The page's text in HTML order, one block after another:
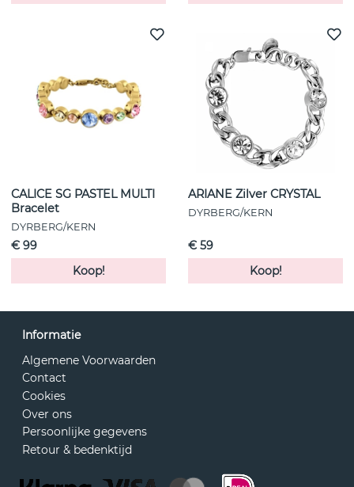
CALICE SG PASTEL MULTI
Bracelet
DYRBERG/KERN
€ 99
Koop!
ARIANE Zilver CRYSTAL
DYRBERG/KERN
€ 59
Koop!
Informatie
Algemene Voorwaarden
Contact
Cookies
Over ons
Persoonlijke gegevens
Retour & bedenktijd